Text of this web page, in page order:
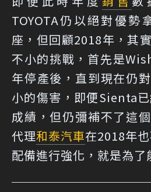
TOYOTA仍以絕對優勢
座，但回顧2018年，其
不小的挑戰，首先是
年停產後，直到現在仍
小的傷害，即便Sienta
成績，但仍彌補不了這
代理和泰汽車在2018年
配備進行強化，就是為了